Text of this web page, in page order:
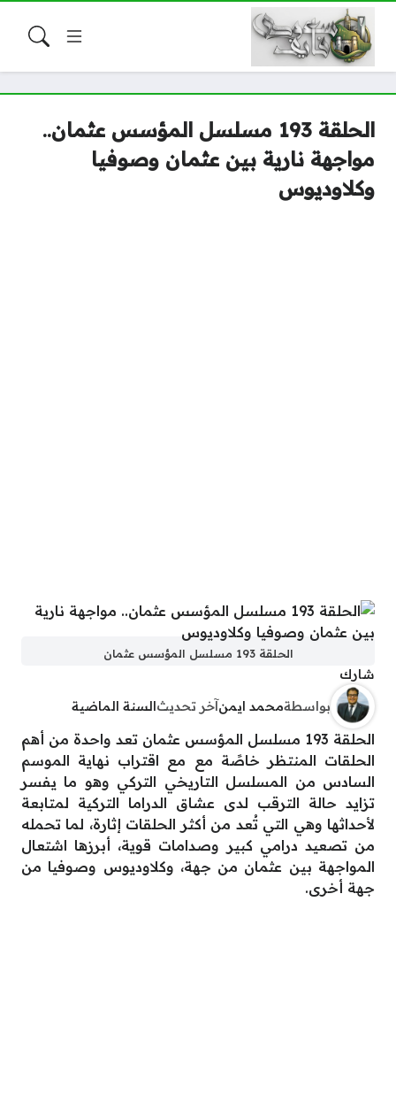
الحلقة 193 مسلسل المؤسس عثمان..
مواجهة نارية بين عثمان وصوفيا
وكلاوديوس
الحلقة 193 مسلسل المؤسس عثمان
شارك
بواسطةمحمد ايمنآخر تحديثالسنة الماضية
الحلقة 193 مسلسل المؤسس عثمان تعد واحدة من أهم
الحلقات المنتظر خاصًة مع مع اقتراب نهاية الموسم
السادس من المسلسل التاريخي التركي وهو ما يفسر
تزايد حالة الترقب لدى عشاق الدراما التركية لمتابعة
لأحداثها وهي التي تُعد من أكثر الحلقات إثارة، لما تحمله
من تصعيد درامي كبير وصدامات قوية، أبرزها اشتعال
المواجهة بين عثمان من جهة، وكلاوديوس وصوفيا من
جهة أخرى.